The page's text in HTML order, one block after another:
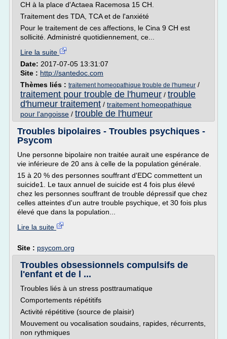
CH à la place d'Actaea Racemosa 15 CH.
Traitement des TDA, TCA et de l'anxiété
Pour le traitement de ces affections, le Cina 9 CH est
sollicité. Administré quotidiennement, ce...
Lire la suite
Date: 2017-07-05 13:31:07
Site : http://santedoc.com
Thèmes liés : traitement homeopathique trouble de l'humeur /
traitement pour trouble de l'humeur / trouble
d'humeur traitement / traitement homeopathique
pour l'angoisse / trouble de l'humeur
Troubles bipolaires - Troubles psychiques -
Psycom
Une personne bipolaire non traitée aurait une espérance de
vie inférieure de 20 ans à celle de la population générale.
15 à 20 % des personnes souffrant d'EDC commettent un
suicide1. Le taux annuel de suicide est 4 fois plus élevé
chez les personnes souffrant de trouble dépressif que chez
celles atteintes d'un autre trouble psychique, et 30 fois plus
élevé que dans la population...
Lire la suite
Site : psycom.org
Troubles obsessionnels compulsifs de
l'enfant et de l ...
Troubles liés à un stress posttraumatique
Comportements répétitifs
Activité répétitive (source de plaisir)
Mouvement ou vocalisation soudains, rapides, récurrents,
non rythmiques